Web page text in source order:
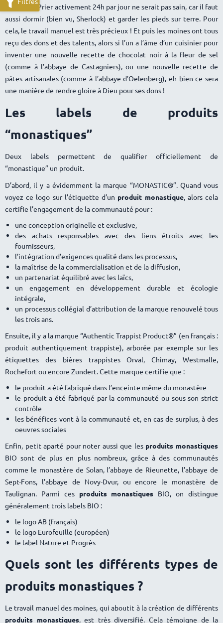
personne. Prier activement 24h par jour ne serait pas sain, car il faut
aussi dormir (bien vu, Sherlock) et garder les pieds sur terre. Pour
cela, le travail manuel est très précieux ! Et puis les moines ont tous
reçu des dons et des talents, alors si l’un a l’âme d’un cuisinier pour
inventer une nouvelle recette de chocolat noir à la fleur de sel
(comme à l’abbaye de Castagniers), ou une nouvelle recette de
pâtes artisanales (comme à l’abbaye d’Oelenberg), eh bien ce sera
une manière de rendre gloire à Dieu pour ses dons !
Les labels de produits
“monastiques”
Deux labels permettent de qualifier officiellement de
“monastique” un produit.
D’abord, il y a évidemment la marque “MONASTIC®”. Quand vous
voyez ce logo sur l’étiquette d’un produit monastique, alors cela
certifie l’engagement de la communauté pour :
une conception originelle et exclusive,
des achats responsables avec des liens étroits avec les
fournisseurs,
l’intégration d’exigences qualité dans les processus,
la maîtrise de la commercialisation et de la diffusion,
un partenariat équilibré avec les laïcs,
un engagement en développement durable et écologie
intégrale,
un processus collégial d’attribution de la marque renouvelé tous
les trois ans.
Ensuite, il y a la marque “Authentic Trappist Product®” (en français :
produit authentiquement trappiste), arborée par exemple sur les
étiquettes des bières trappistes Orval, Chimay, Westmalle,
Rochefort ou encore Zundert. Cette marque certifie que :
le produit a été fabriqué dans l’enceinte même du monastère
le produit a été fabriqué par la communauté ou sous son strict
contrôle
les bénéfices vont à la communauté et, en cas de surplus, à des
oeuvres sociales
Enfin, petit aparté pour noter aussi que les produits monastiques
BIO sont de plus en plus nombreux, grâce à des communautés
comme le monastère de Solan, l’abbaye de Rieunette, l’abbaye de
Sept-Fons, l’abbaye de Novy-Dvur, ou encore le monastère de
Taulignan. Parmi ces produits monastiques BIO, on distingue
généralement trois labels BIO :
le logo AB (français)
le logo Eurofeuille (européen)
le label Nature et Progrès
Quels sont les différents types de
produits monastiques ?
Le travail manuel des moines, qui aboutit à la création de différents
produits monastiques, est très diversifié. Cela témoigne de la